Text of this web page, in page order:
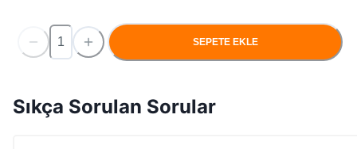
SEPETE EKLE
Sıkça Sorulan Sorular